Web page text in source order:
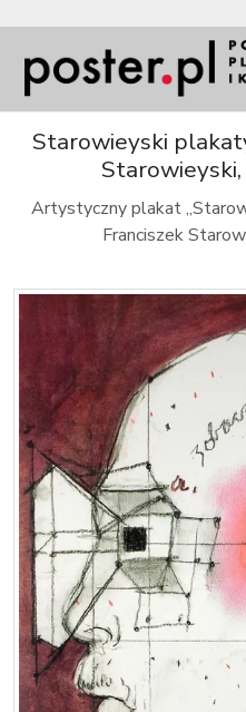
Starowieyski
Artystyczny plakat
Franciszek